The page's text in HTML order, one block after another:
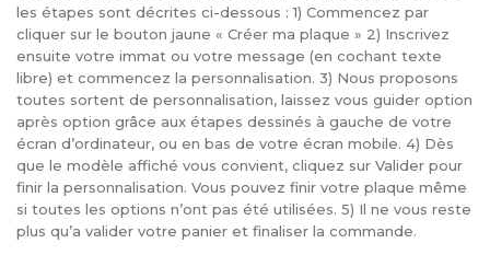
les étapes sont décrites ci-dessous : 1) Commencez par
cliquer sur le bouton jaune « Créer ma plaque » 2) Inscrivez
ensuite votre immat ou votre message (en cochant texte
libre) et commencez la personnalisation. 3) Nous proposons
toutes sortent de personnalisation, laissez vous guider option
après option grâce aux étapes dessinés à gauche de votre
écran d’ordinateur, ou en bas de votre écran mobile. 4) Dès
que le modèle affiché vous convient, cliquez sur Valider pour
finir la personnalisation. Vous pouvez finir votre plaque même
si toutes les options n’ont pas été utilisées. 5) Il ne vous reste
plus qu’a valider votre panier et finaliser la commande.